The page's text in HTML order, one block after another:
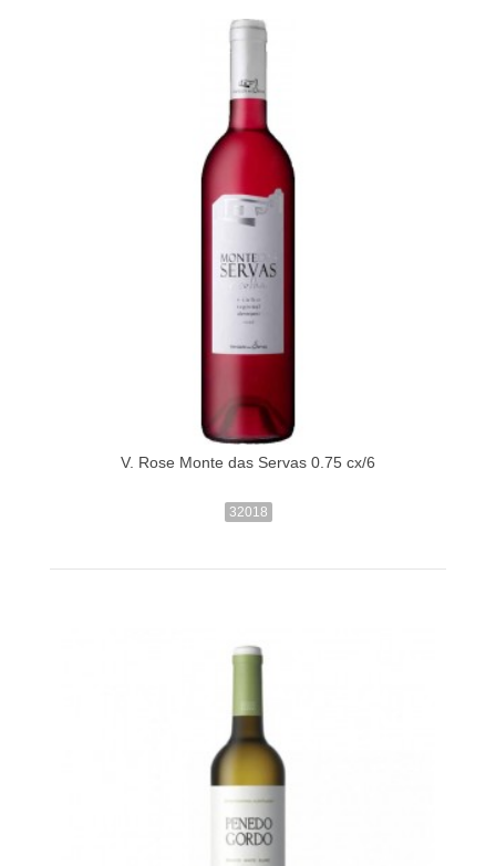
V. Rose Monte das Servas 0.75 cx/6
32018